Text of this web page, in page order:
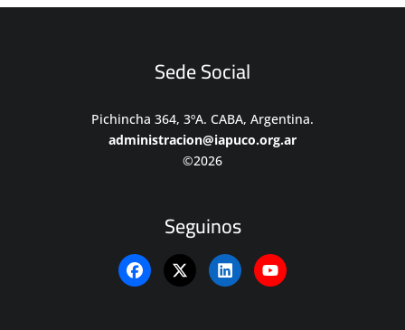
Sede Social
Pichincha 364, 3ºA. CABA, Argentina.
administracion@iapuco.org.ar
©2026
Seguinos